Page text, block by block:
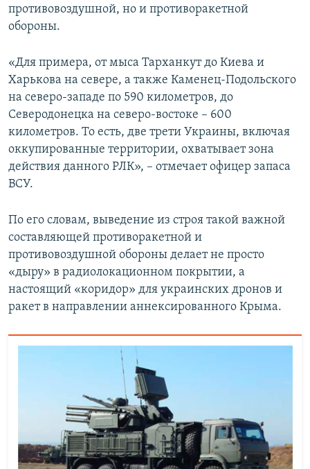
противовоздушной, но и противоракетной
обороны.
«Для примера, от мыса Тарханкут до Киева и
Харькова на севере, а также Каменец-Подольского
на северо-западе по 590 километров, до
Северодонецка на северо-востоке – 600
километров. То есть, две трети Украины, включая
оккупированные территории, охватывает зона
действия данного РЛК», – отмечает офицер запаса
ВСУ.
По его словам, выведение из строя такой важной
составляющей противоракетной и
противовоздушной обороны делает не просто
«дыру» в радиолокационном покрытии, а
настоящий «коридор» для украинских дронов и
ракет в направлении аннексированного Крыма.